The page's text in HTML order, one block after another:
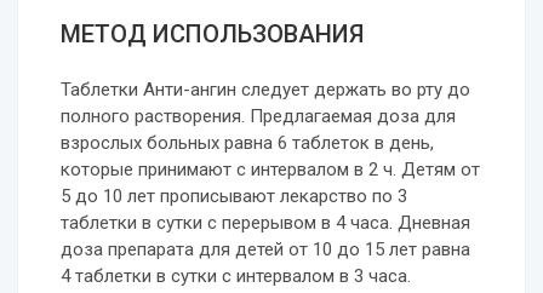
МЕТОД ИСПОЛЬЗОВАНИЯ
Таблетки Анти-ангин следует держать во рту до
полного растворения. Предлагаемая доза для
взрослых больных равна 6 таблеток в день,
которые принимают с интервалом в 2 ч. Детям от
5 до 10 лет прописывают лекарство по 3
таблетки в сутки с перерывом в 4 часа. Дневная
доза препарата для детей от 10 до 15 лет равна
4 таблетки в сутки с интервалом в 3 часа.